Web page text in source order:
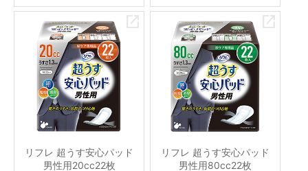
リフレ 超うす安心パッド
男性用20cc22枚
リフレ 超うす安心パッド
男性用80cc22枚